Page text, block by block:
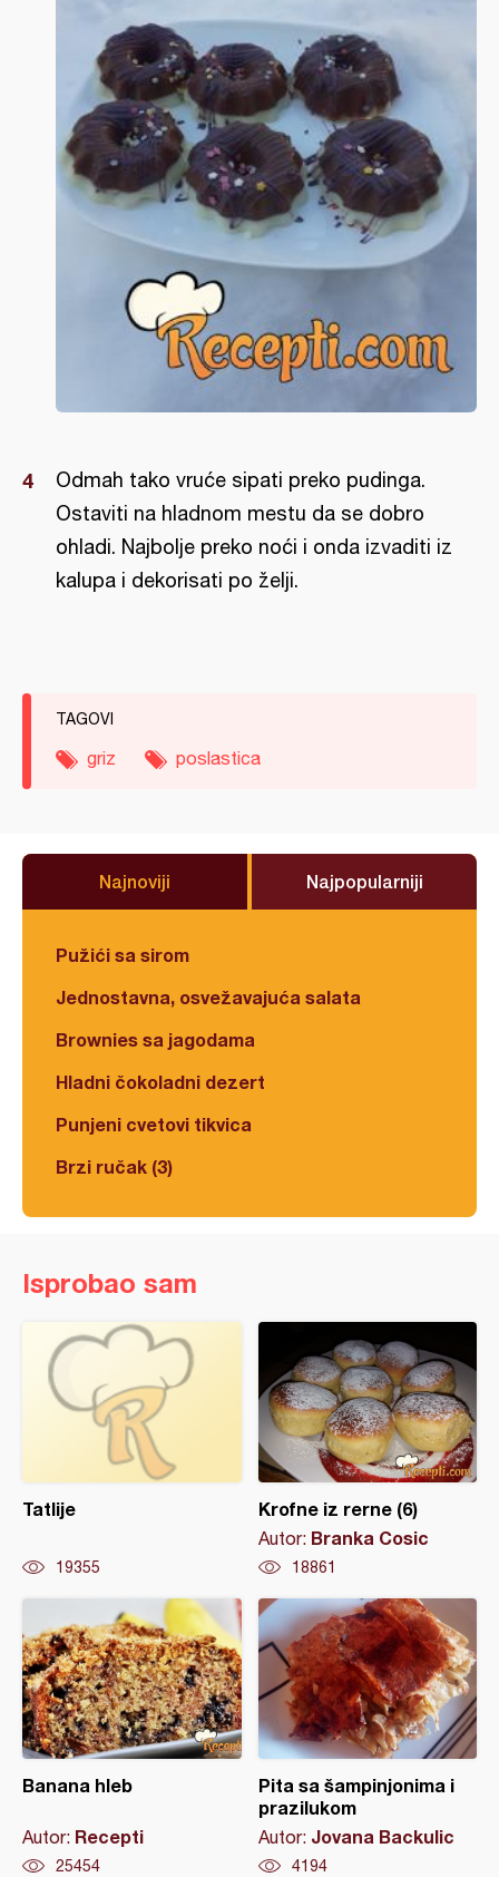
Odmah tako vruće sipati preko pudinga.
Ostaviti na hladnom mestu da se dobro
ohladi. Najbolje preko noći i onda izvaditi iz
kalupa i dekorisati po želji.
TAGOVI
griz poslastica
Najnoviji Najpopularniji
Pužići sa sirom
Jednostavna, osvežavajuća salata
Brownies sa jagodama
Hladni čokoladni dezert
Punjeni cvetovi tikvica
Brzi ručak (3)
Isprobao sam
Tatlije
19355
Krofne iz rerne (6)
Autor: Branka Cosic
18861
Banana hleb
Autor: Recepti
25454
Pita sa šampinjonima i
prazilukom
Autor: Jovana Backulic
4194